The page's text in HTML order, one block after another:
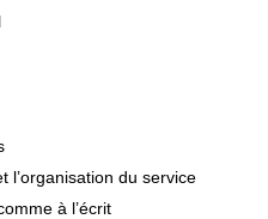
l’organisation du service
à l’écrit